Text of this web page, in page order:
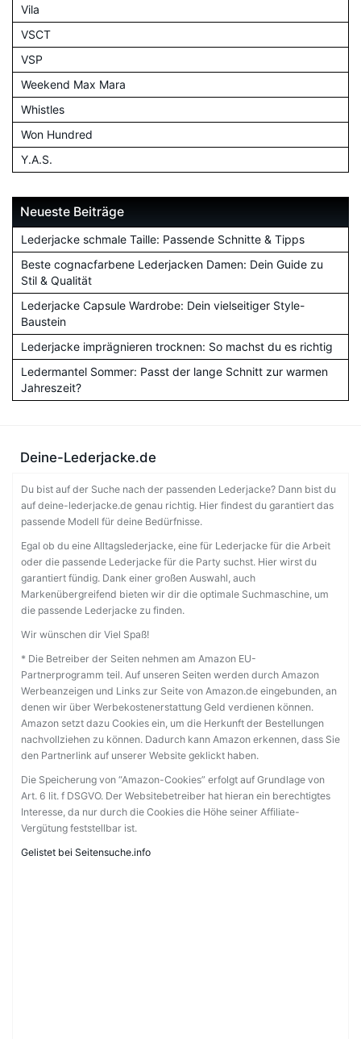
Vila
VSCT
VSP
Weekend Max Mara
Whistles
Won Hundred
Y.A.S.
Neueste Beiträge
Lederjacke schmale Taille: Passende Schnitte & Tipps
Beste cognacfarbene Lederjacken Damen: Dein Guide zu
Stil & Qualität
Lederjacke Capsule Wardrobe: Dein vielseitiger Style-
Baustein
Lederjacke imprägnieren trocknen: So machst du es richtig
Ledermantel Sommer: Passt der lange Schnitt zur warmen
Jahreszeit?
Deine-Lederjacke.de
Du bist auf der Suche nach der passenden Lederjacke? Dann bist du
auf deine-lederjacke.de genau richtig. Hier findest du garantiert das
passende Modell für deine Bedürfnisse.
Egal ob du eine Alltagslederjacke, eine für Lederjacke für die Arbeit
oder die passende Lederjacke für die Party suchst. Hier wirst du
garantiert fündig. Dank einer großen Auswahl, auch
Markenübergreifend bieten wir dir die optimale Suchmaschine, um
die passende Lederjacke zu finden.
Wir wünschen dir Viel Spaß!
* Die Betreiber der Seiten nehmen am Amazon EU-
Partnerprogramm teil. Auf unseren Seiten werden durch Amazon
Werbeanzeigen und Links zur Seite von Amazon.de eingebunden, an
denen wir über Werbekostenerstattung Geld verdienen können.
Amazon setzt dazu Cookies ein, um die Herkunft der Bestellungen
nachvollziehen zu können. Dadurch kann Amazon erkennen, dass Sie
den Partnerlink auf unserer Website geklickt haben.
Die Speicherung von “Amazon-Cookies” erfolgt auf Grundlage von
Art. 6 lit. f DSGVO. Der Websitebetreiber hat hieran ein berechtigtes
Interesse, da nur durch die Cookies die Höhe seiner Affiliate-
Vergütung feststellbar ist.
Gelistet bei Seitensuche.info